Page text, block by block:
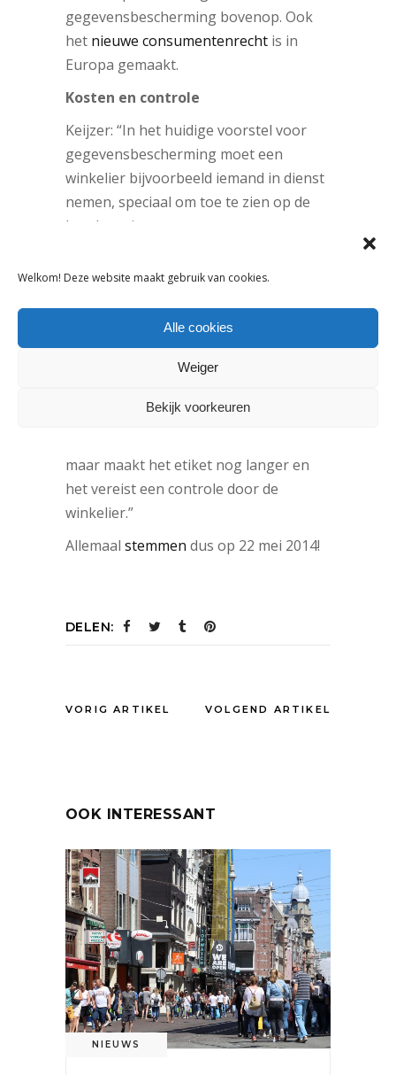
Welkom! Deze website maakt gebruik van cookies.
Alle cookies
Weiger
Bekijk voorkeuren
gegevensbescherming bovenop. Ook
het nieuwe consumentenrecht is in
Europa gemaakt.
Kosten en controle
Keijzer: “In het huidige voorstel voor
gegevensbescherming moet een
winkelier bijvoorbeeld iemand in dienst
nemen, speciaal om toe te zien op de
bescherming van persoonsgegevens.
vooral voor de kleinere winkels. De
productveiligheid leggen regels op over
vermelding van het land van herkomst
en identificatie van producten: het
de consument echter geen informatie
maar maakt het etiket nog langer en
het vereist een controle door de
winkelier.”
Allemaal stemmen dus op 22 mei 2014!
DELEN:
VORIG ARTIKEL VOLGEND ARTIKEL
OOK INTERESSANT
NIEUWS